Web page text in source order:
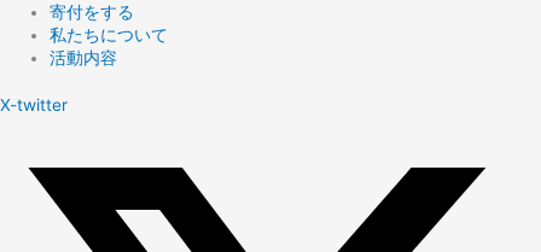
寄付をする
私たちについて
活動内容
X-twitter